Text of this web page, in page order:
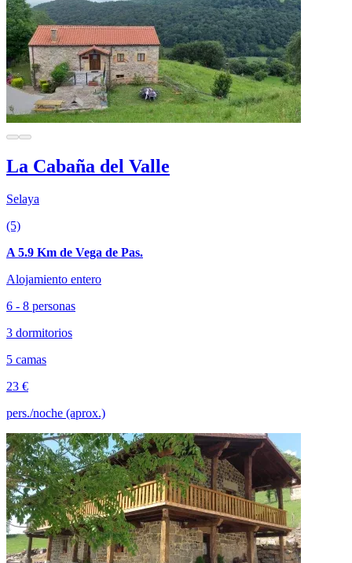
La Cabaña del Valle
Selaya
(5)
A 5.9 Km de Vega de Pas.
Alojamiento entero
6 - 8 personas
3 dormitorios
5 camas
23 €
pers./noche (aprox.)